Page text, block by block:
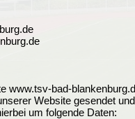
www.tsv-bad-
Website gesendet
um folgende Daten: